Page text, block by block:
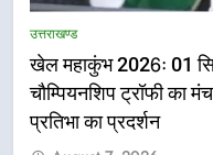
उत्तराखण्ड
खेल महाकुंभ 2026ः 01
चौम्पियनशिप ट्रॉफी का
प्रतिभा का प्रदर्शन
6